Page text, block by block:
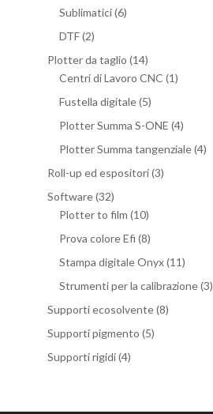
Sublimatici(6)
DTF(2)
Plotter da taglio (14)
Centri di Lavoro CNC (1)
Fustella digitale(5)
Plotter Summa S-ONE (4)
Plotter Summa tangenziale(4)
Roll-up ed espositori(3)
Software(32)
Plotter to film (10)
Prova colore Efi (8)
Stampa digitale Onyx(11)
Strumenti per la calibrazione(3)
Supporti ecosolvente(8)
Supporti pigmento (5)
Supporti rigidi(4)